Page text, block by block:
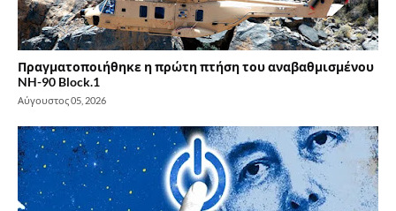
Πραγματοποιήθηκε η πρώτη πτήση του αναβαθμισμένου
NH-90 Block.1
Αύγουστος 05, 2026